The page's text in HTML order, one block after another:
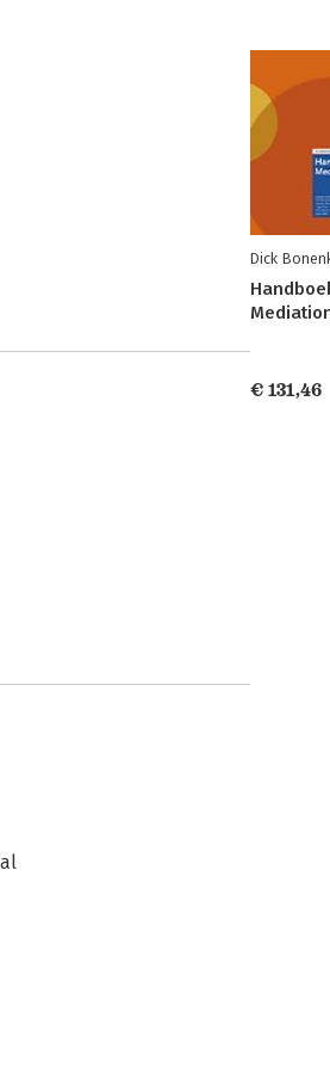
Dick
€ 131,46